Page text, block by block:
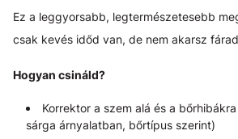
Ez a leggyorsabb, legtermészetesebb
csak kevés időd van, de nem akarsz
Hogyan csináld?
Korrektor a szem alá és a
sárga árnyalatban, bőrtípus szerint)